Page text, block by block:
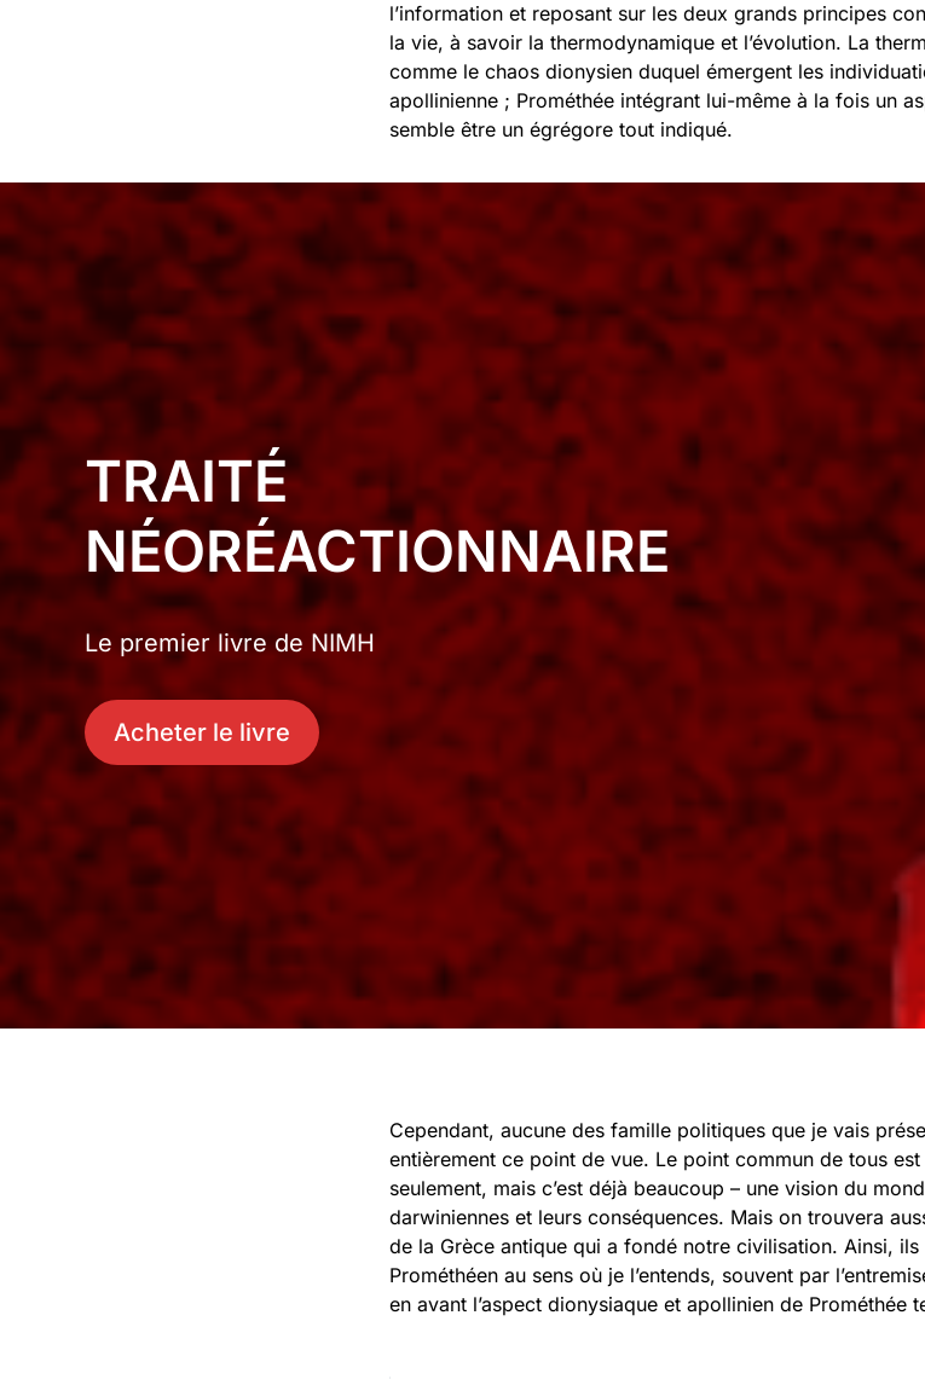
l’information et reposant sur les deux grands principes
la vie, à savoir la thermodynamique et l’évolution. La
comme le chaos dionysien duquel émergent les
apollinienne ; Prométhée intégrant lui-même à la fois un
semble être un égrégore tout indiqué.
TRAITÉ
NÉORÉACTIONNAIRE
Le premier livre de NIMH
Acheter le livre
Cependant, aucune des famille politiques que je vais
entièrement ce point de vue. Le point commun de tous
seulement, mais c’est déjà beaucoup – une vision du
darwiniennes et leurs conséquences. Mais on trouvera
de la Grèce antique qui a fondé notre civilisation. Ainsi,
Prométhéen au sens où je l’entends, souvent par
en avant l’aspect dionysiaque et apollinien de Prométhée